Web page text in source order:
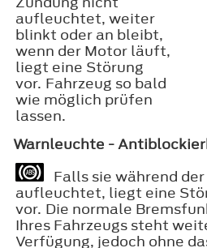
aufleuchtet, weiter
blinkt oder an bleibt,
wenn der Motor läuft,
liegt eine Störung
vor. Fahrzeug so bald
wie möglich prüfen
lassen.
Warnleuchte -
Falls sie während
aufleuchtet, liegt eine
vor. Die normale
Ihres Fahrzeugs steht
Verfügung, jedoch ohne